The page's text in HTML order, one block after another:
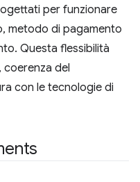
per funzionare
metodo di pagamento
Questa flessibilità
coerenza del
con le tecnologie di